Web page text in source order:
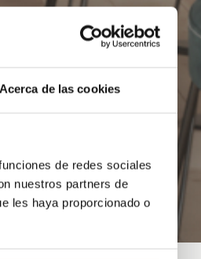
de las cookies
de redes sociales
nuestros partners de
les haya proporcionado o